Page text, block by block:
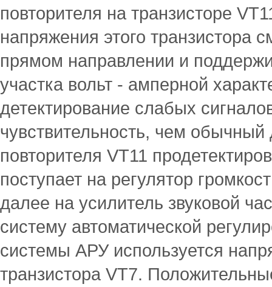
повторителя на транзисторе
напряжения этого транзистора
прямом направлении и
участка вольт - амперной
детектирование слабых
чувствительность, чем обычный
повторителя VT11
поступает на регулятор
далее на усилитель звуковой
систему автоматической
системы АРУ используется
транзистора VT7.